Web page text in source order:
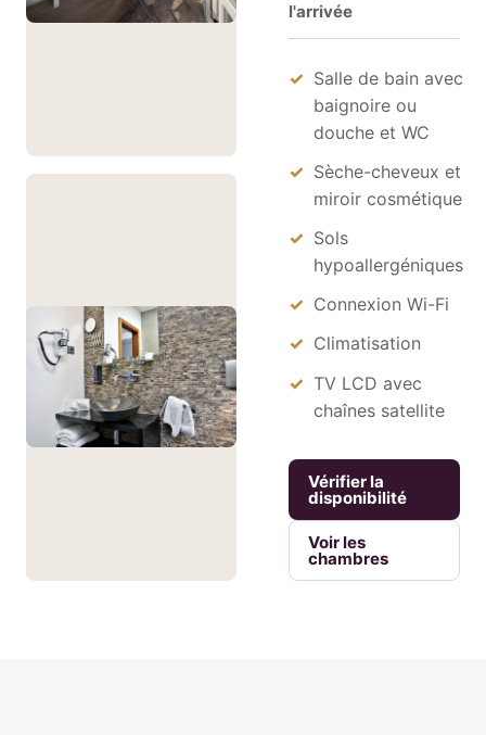
l'arrivée
Salle de bain avec
baignoire ou
douche et WC
Sèche-cheveux et
miroir cosmétique
Sols
hypoallergéniques
Connexion Wi-Fi
Climatisation
TV LCD avec
chaînes satellite
Vérifier la
disponibilité
Voir les
chambres